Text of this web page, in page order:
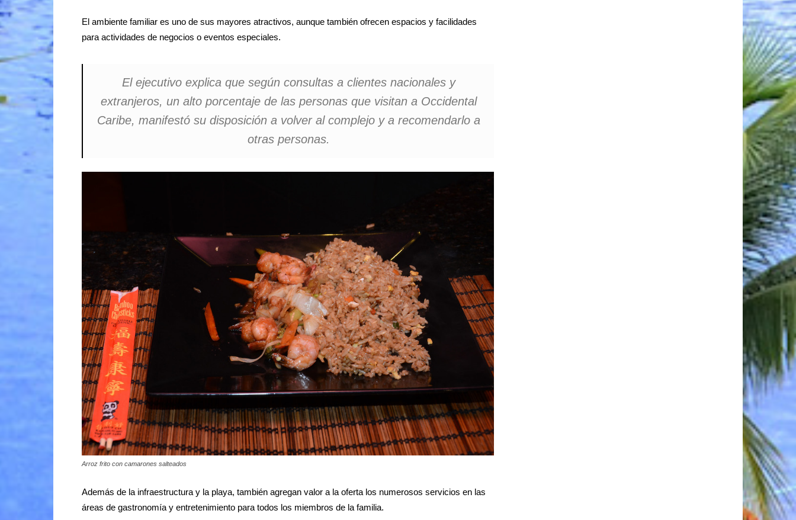
El ambiente familiar es uno de sus mayores atractivos, aunque también ofrecen espacios y facilidades
para actividades de negocios o eventos especiales.
El ejecutivo explica que según consultas a clientes nacionales y
extranjeros, un alto porcentaje de las personas que visitan a Occidental
Caribe, manifestó su disposición a volver al complejo y a recomendarlo a
otras personas.
Arroz frito con camarones salteados
Además de la infraestructura y la playa, también agregan valor a la oferta los numerosos servicios en las
áreas de gastronomía y entretenimiento para todos los miembros de la familia.